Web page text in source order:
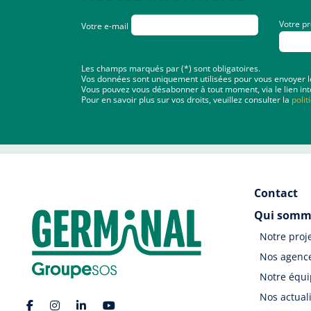
Votre e-mail Votre
Les champs marqués par (*) sont obligatoires.
Vos données sont uniquement utilisées pour vous
Vous pouvez vous désabonner à tout moment, via le lien
Pour en savoir plus sur vos droits, veuillez consulter la
Contact
Qui
Notre
Nos
Notre
Nos